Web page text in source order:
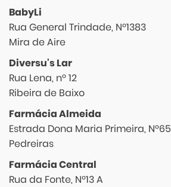
BabyLi
Rua General Trindade, Nº1383
Mira de Aire
Diversu's Lar
Rua Lena, nº 12
Ribeira de Baixo
Farmácia Almeida
Estrada Dona Maria Primeira, Nº65
Pedreiras
Farmácia Central
Rua da Fonte, Nº13 A